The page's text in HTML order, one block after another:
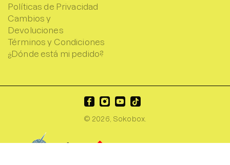
Políticas de Privacidad
Cambios y
Devoluciones
Términos y Condiciones
¿Dónde está mi pedido?
© 2026, Sokobox.